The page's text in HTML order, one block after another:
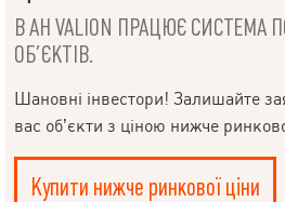
В АН VALION ПРАЦЮЄ СИСТЕМА
ОБ’ЄКТІВ.
Шановні інвестори! Залишайте
вас об’єкти з ціною нижче
Купити нижче ринкової ціни